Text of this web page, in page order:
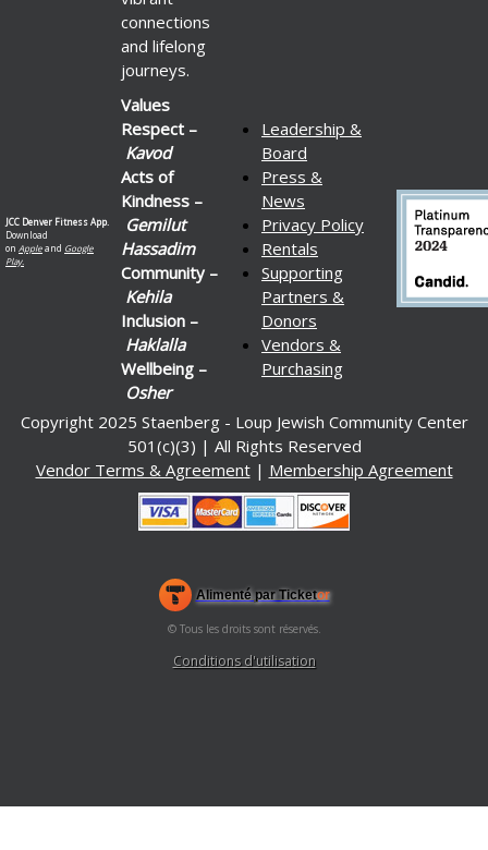
connections
and lifelong
journeys.
JCC Denver Fitness App.
Download
on Appleand Google
Play.
Values
Respect –
Kavod
Acts of
Kindness –
Gemilut
Hassadim
Community –
Kehila
Inclusion –
Haklalla
Wellbeing –
Osher
Leadership &
Board
Press &
News
Privacy Policy
Rentals
Supporting
Partners &
Donors
Vendors &
Purchasing
Copyright 2025 Staenberg - Loup Jewish Community Center
501(c)(3) | All Rights Reserved
Vendor Terms & Agreement| Membership Agreement
Alimenté par Ticketor
Système de billetterie et box-office par Ticketor
Logiciel de billetterie pour salles de spectacles, théâtres et
arènes
© Tous les droits sont réservés.
Conditions d'utilisation